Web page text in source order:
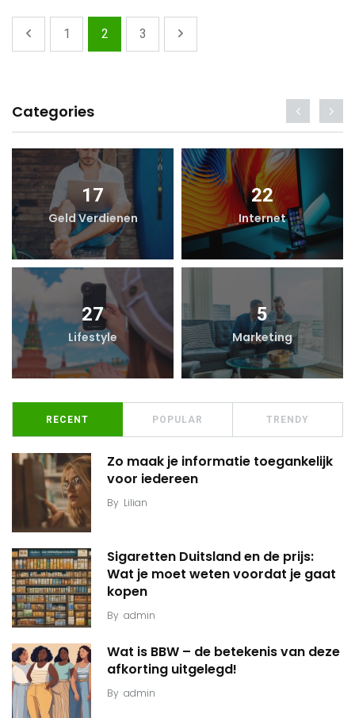
1 2 3
Categories
17
Geld Verdienen
22
Internet
27
Lifestyle
5
Marketing
RECENT POPULAR TRENDY
Zo maak je informatie toegankelijk
voor iedereen
By Lilian
Sigaretten Duitsland en de prijs:
Wat je moet weten voordat je gaat
kopen
By admin
Wat is BBW – de betekenis van deze
afkorting uitgelegd!
By admin